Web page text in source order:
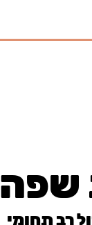
שפה
רב תחומי